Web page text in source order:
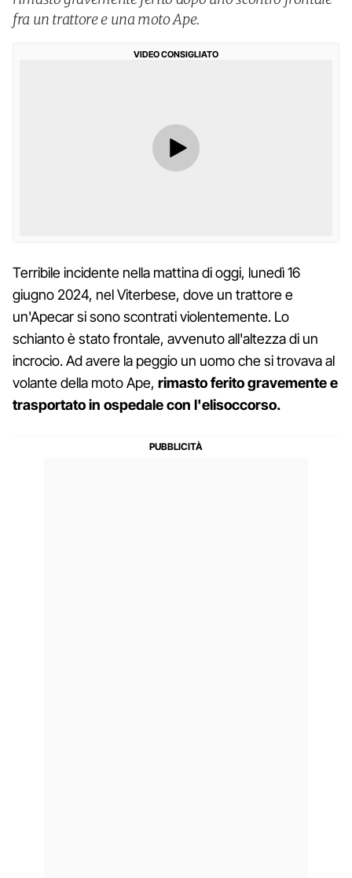
fra un trattore e una moto Ape.
VIDEO CONSIGLIATO
Terribile incidente nella mattina di oggi, lunedì 16
giugno 2024, nel Viterbese, dove un trattore e
un'Apecar si sono scontrati violentemente. Lo
schianto è stato frontale, avvenuto all'altezza di un
incrocio. Ad avere la peggio un uomo che si trovava al
volante della moto Ape, rimasto ferito gravemente e
trasportato in ospedale con l'elisoccorso.